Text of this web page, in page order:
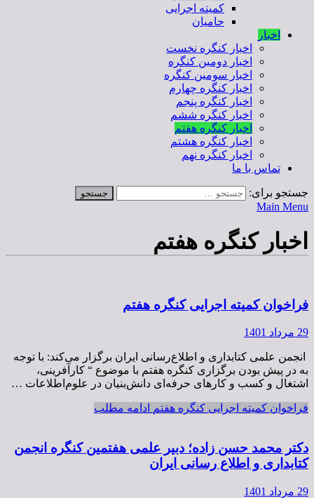
کمیته اجرایی
حامیان
اخبار
اخبار کنگره نخست
اخبار دومین کنگره
اخبار سومین کنگره
اخبار کنگره چهارم
اخبار کنگره پنجم
اخبار کنگره ششم
اخبار کنگره هفتم
اخبار کنگره هشتم
اخبار کنگره نهم
تماس با ما
جستجو برای:
Main Menu
اخبار کنگره هفتم
فراخوان کمیته اجرایی کنگره هفتم
29 مرداد 1401
انجمن علمی کتابداری و اطلاع‌رسانی ایران برگزار می‌کند: با توجه
به در پیش بودن برگزاری کنگره هفتم با موضوع “ کارآفرینی،
اشتغال و کسب و کارهای حرفه‌ای دانش‌بنیان در علوم‌اطلاعات …
فراخوان کمیته اجرایی کنگره هفتم ادامه مطلب
دکتر محمد حسن زاده؛ دبیر علمی هفتمین کنگره انجمن
کتابداری و اطلاع رسانی ایران
29 مرداد 1401